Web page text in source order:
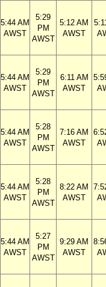
5:44 AM
AWST
5:29
PM
AWST
5:12 AM
AWST
5:44 AM
AWST
5:29
PM
AWST
6:11 AM
AWST
5:44 AM
AWST
5:28
PM
AWST
7:16 AM
AWST
5:44 AM
AWST
5:28
PM
AWST
8:22 AM
AWST
5:44 AM
AWST
5:27
PM
AWST
9:29 AM
AWST